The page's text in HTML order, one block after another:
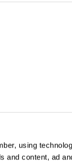
using
and content, ad